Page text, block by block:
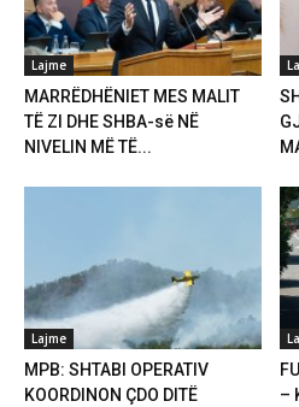
Lajme
MARRËDHËNIET MES MALIT
TË ZI DHE SHBA-së NË
NIVELIN MË TË...
Lajme
MPB: SHTABI OPERATIV
KOORDINON ÇDO DITË
–